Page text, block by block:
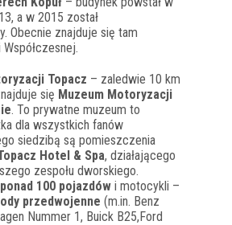
a w 2015 został
Obecnie znajduje się tam
Topacz – zaledwie 10 km
się Muzeum Motoryzacji
. To prywatne muzeum to
dla wszystkich fanów
siedzibą są pomieszczenia
Hotel & Spa, działającego
zespołu dworskiego.
ponad 100 pojazdów i motocykli –
przedwojenne (m.in. Benz
Nummer 1, Buick B25,Ford